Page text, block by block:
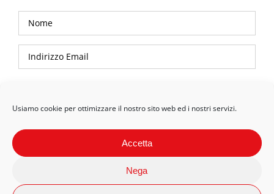
Usiamo cookie per ottimizzare il nostro sito web ed i nostri servizi.
Accetta
Nega